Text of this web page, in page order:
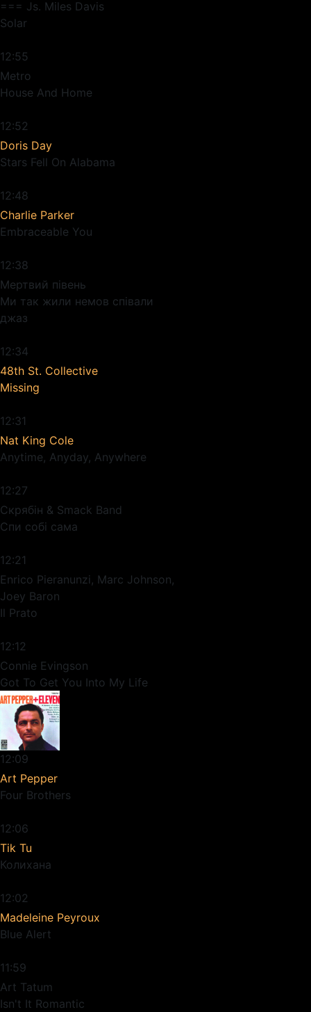
=== Js. Miles Davis
Solar
12:55
Metro
House And Home
12:52
Doris Day
Stars Fell On Alabama
12:48
Charlie Parker
Embraceable You
12:38
Мертвий півень
Ми так жили немов співали
джаз
12:34
48th St. Collective
Missing
12:31
Nat King Cole
Anytime, Anyday, Anywhere
12:27
Скрябiн & Smack Band
Спи cобi cама
12:21
Enrico Pieranunzi, Marc Johnson,
Joey Baron
Il Prato
12:12
Connie Evingson
Got To Get You Into My Life
12:09
Art Pepper
Four Brothers
12:06
Tik Tu
Колихана
12:02
Madeleine Peyroux
Blue Alert
11:59
Art Tatum
Isn't It Romantic